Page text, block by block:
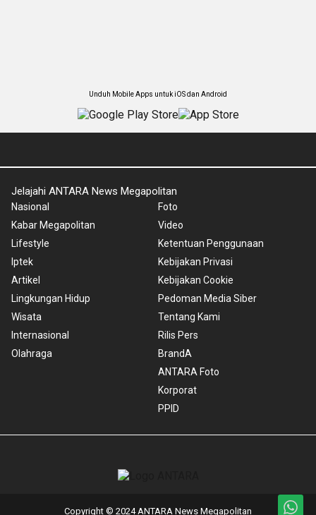
Unduh Mobile Apps untuk iOS dan Android
Jelajahi ANTARA News Megapolitan
Nasional
Kabar Megapolitan
Lifestyle
Iptek
Artikel
Lingkungan Hidup
Wisata
Internasional
Olahraga
Foto
Video
Ketentuan Penggunaan
Kebijakan Privasi
Kebijakan Cookie
Pedoman Media Siber
Tentang Kami
Rilis Pers
BrandA
ANTARA Foto
Korporat
PPID
Copyright © 2024 ANTARA News Megapolitan